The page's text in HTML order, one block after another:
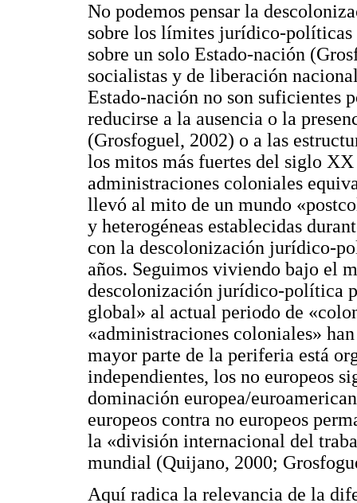
No podemos pensar la
sobre los límites jurídico-políticas
sobre un solo Estado-nación
socialistas y de liberación
Estado-nación no son suficientes
reducirse a la ausencia o la
(Grosfoguel, 2002) o a las
los mitos más fuertes del siglo
administraciones coloniales
llevó al mito de un mundo
y heterogéneas establecidas
con la descolonización jurídico-
años. Seguimos viviendo bajo el
descolonización jurídico-política
global» al actual periodo de
«administraciones coloniales»
mayor parte de la periferia está
independientes, los no europeos
dominación europea/
europeos contra no europeos
la «división internacional del
mundial (Quijano, 2000;
Aquí radica la relevancia de la